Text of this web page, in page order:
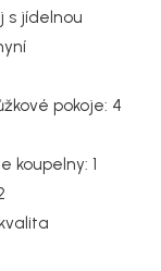
s jídelnou
pokoje: 4
koupelny: 1